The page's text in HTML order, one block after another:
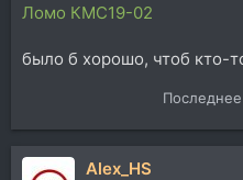
Ломо КМС19-02
было б хорошо, чтоб кто-
Alex_HS